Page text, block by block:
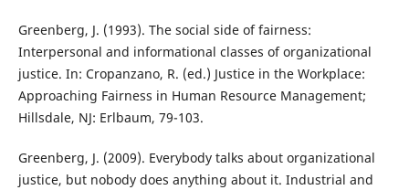
Greenberg, J. (1993). The social side of fairness:
Interpersonal and informational classes of organizational
justice. In: Cropanzano, R. (ed.) Justice in the Workplace:
Approaching Fairness in Human Resource Management;
Hillsdale, NJ: Erlbaum, 79-103.
Greenberg, J. (2009). Everybody talks about organizational
justice, but nobody does anything about it. Industrial and